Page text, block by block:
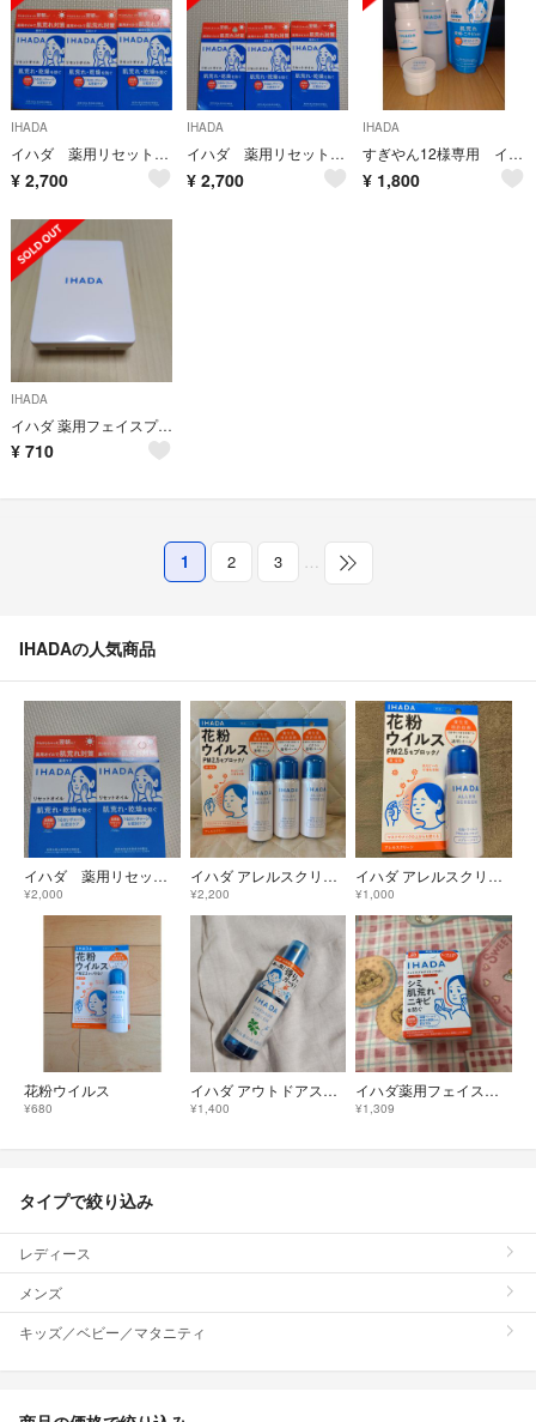
IHADA
イハダ 薬用リセットオイル✕3点
¥ 2,700
IHADA
イハダ 薬用リセットオイル✕3点
¥ 2,700
IHADA
すぎやん12様専用 イハダ ３点セット
¥ 1,800
IHADA
イハダ 薬用フェイスプロテクトパウダー(9g)
¥ 710
1 2 3
IHADAの人気商品
イハダ 薬用リセットオイル✕２点
¥2,000
イハダ アレルスクリーン EX 50g 花粉予防 3本
¥2,200
イハダ アレルスクリーン EX 50g
¥1,000
花粉ウイルス
¥680
イハダ アウトドアスクリーン50mL
¥1,400
イハダ薬用フェイスプロテクトパウダーレフィル
¥1,309
タイプで絞り込み
レディース
メンズ
キッズ／ベビー／マタニティ